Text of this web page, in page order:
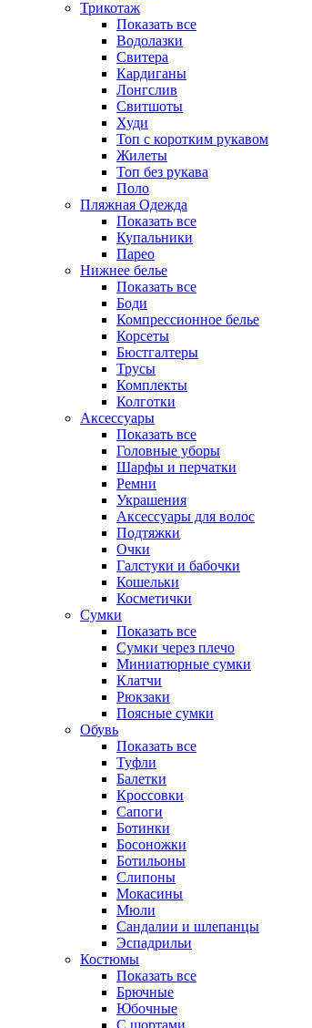
Трикотаж
Показать все
Водолазки
Свитера
Кардиганы
Лонгслив
Свитшоты
Худи
Топ с коротким рукавом
Жилеты
Топ без рукава
Поло
Пляжная Одежда
Показать все
Купальники
Парео
Нижнее белье
Показать все
Боди
Компрессионное белье
Корсеты
Бюстгалтеры
Трусы
Комплекты
Колготки
Аксессуары
Показать все
Головные уборы
Шарфы и перчатки
Ремни
Украшения
Аксессуары для волос
Подтяжки
Очки
Галстуки и бабочки
Кошельки
Косметички
Сумки
Показать все
Сумки через плечо
Миниатюрные cумки
Клатчи
Рюкзаки
Поясные сумки
Обувь
Показать все
Туфли
Балетки
Кроссовки
Сапоги
Ботинки
Босоножки
Ботильоны
Слипоны
Мокасины
Мюли
Сандалии и шлепанцы
Эспадрильи
Костюмы
Показать все
Брючные
Юбочные
С шортами